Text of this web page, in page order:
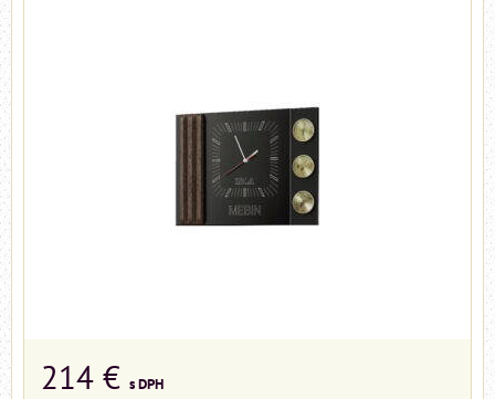
214 € s DPH